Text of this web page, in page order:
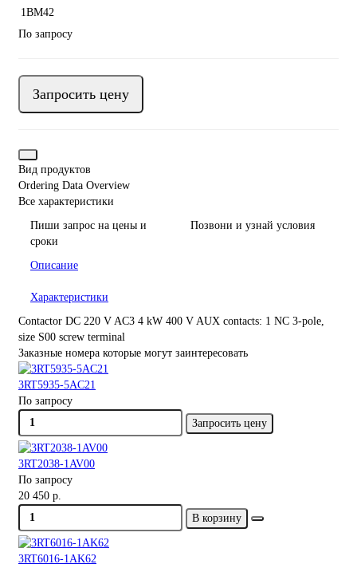
По запросу
Запросить цену
Вид продуктов
Ordering Data Overview
Все характеристики
Пиши запрос на цены и
сроки
Позвони и узнай условия
Описание
Характеристики
Contactor DC 220 V AC3 4 kW 400 V AUX contacts: 1 NC 3-pole,
size S00 screw terminal
Заказные номера которые могут заинтересовать
3RT5935-5AC21
По запросу
Запросить цену
3RT2038-1AV00
По запросу
20 450 р.
В корзину
3RT6016-1AK62